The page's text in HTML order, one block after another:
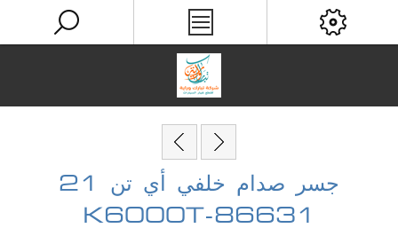
جسر صدام خلفي أي تن 21
86631-K6000T